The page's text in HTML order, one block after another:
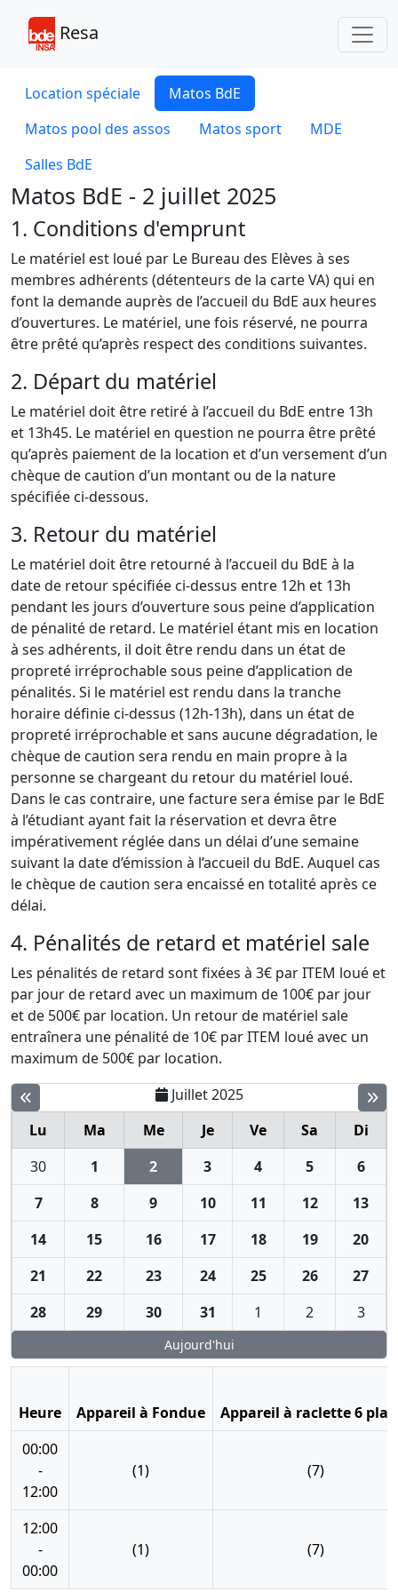
Resa
Location spéciale
Matos BdE
Matos pool des assos
Matos sport
MDE
Salles BdE
Matos BdE - 2 juillet 2025
1. Conditions d'emprunt
Le matériel est loué par Le Bureau des Elèves à ses
membres adhérents (détenteurs de la carte VA) qui en
font la demande auprès de l’accueil du BdE aux heures
d’ouvertures. Le matériel, une fois réservé, ne pourra
être prêté qu’après respect des conditions suivantes.
2. Départ du matériel
Le matériel doit être retiré à l’accueil du BdE entre 13h
et 13h45. Le matériel en question ne pourra être prêté
qu’après paiement de la location et d’un versement d’un
chèque de caution d’un montant ou de la nature
spécifiée ci-dessous.
3. Retour du matériel
Le matériel doit être retourné à l’accueil du BdE à la
date de retour spécifiée ci-dessus entre 12h et 13h
pendant les jours d’ouverture sous peine d’application
de pénalité de retard. Le matériel étant mis en location
à ses adhérents, il doit être rendu dans un état de
propreté irréprochable sous peine d’application de
pénalités. Si le matériel est rendu dans la tranche
horaire définie ci-dessus (12h-13h), dans un état de
propreté irréprochable et sans aucune dégradation, le
chèque de caution sera rendu en main propre à la
personne se chargeant du retour du matériel loué.
Dans le cas contraire, une facture sera émise par le BdE
à l’étudiant ayant fait la réservation et devra être
impérativement réglée dans un délai d’une semaine
suivant la date d’émission à l’accueil du BdE. Auquel cas
le chèque de caution sera encaissé en totalité après ce
délai.
4. Pénalités de retard et matériel sale
Les pénalités de retard sont fixées à 3€ par ITEM loué et
par jour de retard avec un maximum de 100€ par jour
et de 500€ par location. Un retour de matériel sale
entraînera une pénalité de 10€ par ITEM loué avec un
maximum de 500€ par location.
Juillet 2025
Lu
Ma Me Je Ve Sa
Di
30
1 2 3 4 5
6
7
8 9 10 11 12
13
14
15 16 17 18 19
20
21
22 23 24 25 26
27
28
29 30 31 1 2 3
Aujourd'hui
Heure Appareil à Fondue
Appareil à raclette 6
00:00
-
12:00
(1) (7)
12:00
-
00:00
(1) (7)